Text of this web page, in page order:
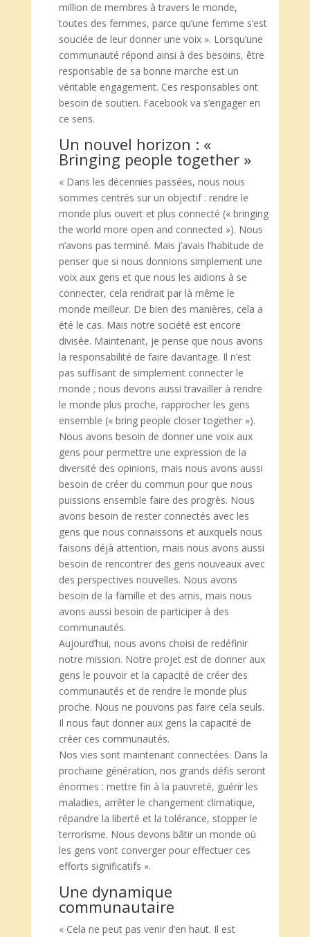
million de membres à travers le monde,
toutes des femmes, parce qu’une femme s’est
souciée de leur donner une voix ». Lorsqu’une
communauté répond ainsi à des besoins, être
responsable de sa bonne marche est un
véritable engagement. Ces responsables ont
besoin de soutien. Facebook va s’engager en
ce sens.
Un nouvel horizon : «
Bringing people together »
« Dans les décennies passées, nous nous
sommes centrés sur un objectif : rendre le
monde plus ouvert et plus connecté (« bringing
the world more open and connected »). Nous
n’avons pas terminé. Mais j’avais l’habitude de
penser que si nous donnions simplement une
voix aux gens et que nous les aidions à se
connecter, cela rendrait par là même le
monde meilleur. De bien des manières, cela a
été le cas. Mais notre société est encore
divisée. Maintenant, je pense que nous avons
la responsabilité de faire davantage. Il n’est
pas suffisant de simplement connecter le
monde ; nous devons aussi travailler à rendre
le monde plus proche, rapprocher les gens
ensemble (« bring people closer together »).
Nous avons besoin de donner une voix aux
gens pour permettre une expression de la
diversité des opinions, mais nous avons aussi
besoin de créer du commun pour que nous
puissions ensemble faire des progrès. Nous
avons besoin de rester connectés avec les
gens que nous connaissons et auxquels nous
faisons déjà attention, mais nous avons aussi
besoin de rencontrer des gens nouveaux avec
des perspectives nouvelles. Nous avons
besoin de la famille et des amis, mais nous
avons aussi besoin de participer à des
communautés.
Aujourd’hui, nous avons choisi de redéfinir
notre mission. Notre projet est de donner aux
gens le pouvoir et la capacité de créer des
communautés et de rendre le monde plus
proche. Nous ne pouvons pas faire cela seuls.
Il nous faut donner aux gens la capacité de
créer ces communautés.
Nos vies sont maintenant connectées. Dans la
prochaine génération, nos grands défis seront
énormes : mettre fin à la pauvreté, guérir les
maladies, arrêter le changement climatique,
répandre la liberté et la tolérance, stopper le
terrorisme. Nous devons bâtir un monde où
les gens vont converger pour effectuer ces
efforts significatifs ».
Une dynamique
communautaire
« Cela ne peut pas venir d’en haut. Il est